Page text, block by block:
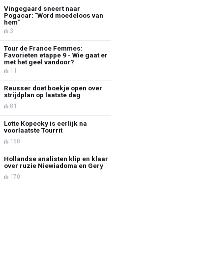
Vingegaard sneert naar
Pogacar: "Word moedeloos van
hem"
3
Tour de France Femmes:
Favorieten etappe 9 - Wie gaat er
met het geel vandoor?
11
Reusser doet boekje open over
strijdplan op laatste dag
81
Lotte Kopecky is eerlijk na
voorlaatste Tourrit
168
Hollandse analisten klip en klaar
over ruzie Niewiadoma en Gery
170